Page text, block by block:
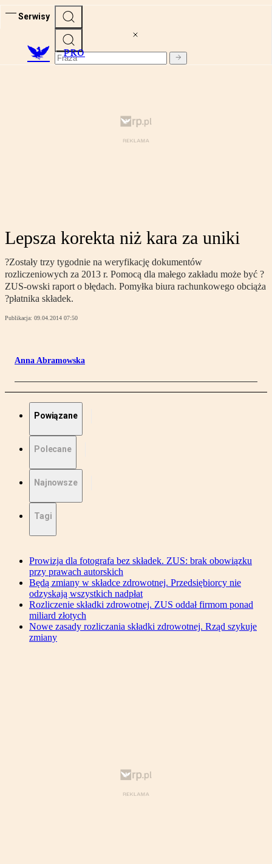
Serwisy
PRO
Lepsza korekta niż kara za uniki
?Zostały trzy tygodnie na weryfikację dokumentów
rozliczeniowych za 2013 r. Pomocą dla małego zakładu może być ?
ZUS-owski raport o błędach. Pomyłka biura rachunkowego obciąża
?płatnika składek.
Publikacja: 09.04.2014 07:50
Anna Abramowska
Powiązane
Polecane
Najnowsze
Tagi
Prowizja dla fotografa bez składek. ZUS: brak obowiązku
przy prawach autorskich
Będą zmiany w składce zdrowotnej. Przedsiębiorcy nie
odzyskają wszystkich nadpłat
Rozliczenie składki zdrowotnej. ZUS oddał firmom ponad
miliard złotych
Nowe zasady rozliczania składki zdrowotnej. Rząd szykuje
zmiany